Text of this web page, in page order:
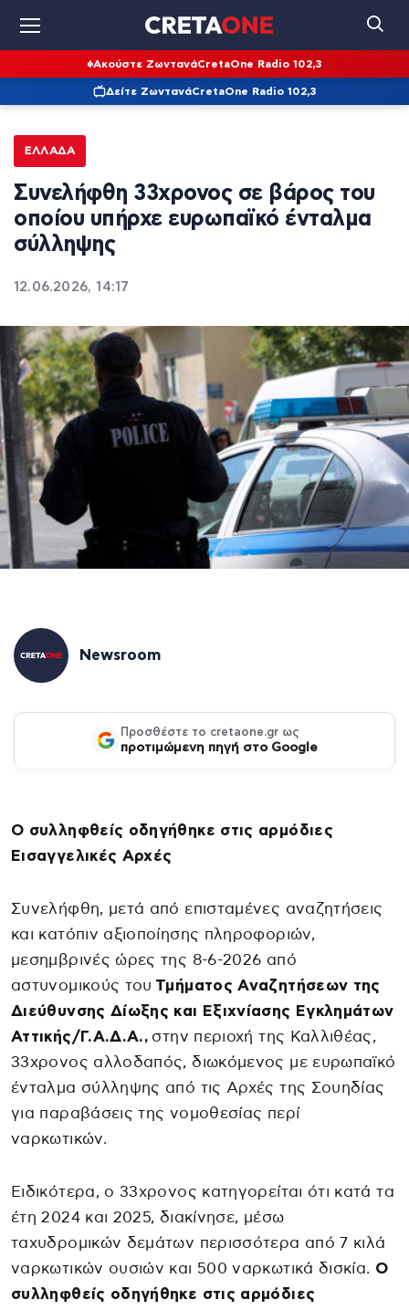
Ακούστε ΖωντανάCretaOne Radio 102,3
Δείτε ΖωντανάCretaOne Radio 102,3
ΕΛΛΆΔΑ
Συνελήφθη 33χρονος σε βάρος του
οποίου υπήρχε ευρωπαϊκό ένταλμα
σύλληψης
12.06.2026, 14:17
Newsroom
Προσθέστε το cretaone.gr ως
προτιμώμενη πηγή στο Google
Ο συλληφθείς οδηγήθηκε στις αρμόδιες
Εισαγγελικές Αρχές
Συνελήφθη, μετά από επισταμένες αναζητήσεις
και κατόπιν αξιοποίησης πληροφοριών,
μεσημβρινές ώρες της 8-6-2026 από
αστυνομικούς του Τμήματος Αναζητήσεων της
Διεύθυνσης Δίωξης και Εξιχνίασης Εγκλημάτων
Αττικής/Γ.Α.Δ.Α., στην περιοχή της Καλλιθέας,
33χρονος αλλοδαπός, διωκόμενος με ευρωπαϊκό
ένταλμα σύλληψης από τις Αρχές της Σουηδίας
για παραβάσεις της νομοθεσίας περί
ναρκωτικών.
Ειδικότερα, ο 33χρονος κατηγορείται ότι κατά τα
έτη 2024 και 2025, διακίνησε, μέσω
ταχυδρομικών δεμάτων περισσότερα από 7 κιλά
ναρκωτικών ουσιών και 500 ναρκωτικά δισκία. Ο
συλληφθείς οδηγήθηκε στις αρμόδιες